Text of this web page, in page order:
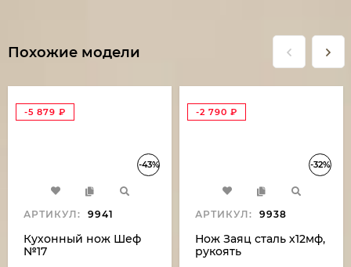
Похожие модели
-43%
-5 879 ₽
АРТИКУЛ: 9941
Кухонный нож Шеф
№17
-32%
-2 790 ₽
АРТИКУЛ: 9938
Нож Заяц сталь х12мф,
рукоять